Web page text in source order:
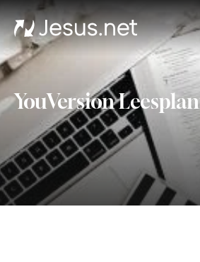
YouVersion